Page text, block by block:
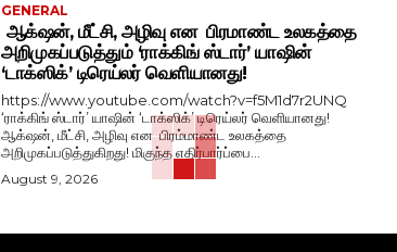
GENERAL
ஆக்‌ஷன், மீட்சி, அழிவு என பிரமாண்ட உலகத்தை
அறிமுகப்படுத்தும் ‘ராக்கிங் ஸ்டார்’ யாஷின்
‘டாக்ஸிக்’ டிரெய்லர் வெளியானது!
https://www.youtube.com/watch?v=f5M1d7r2UNQ
‘ராக்கிங் ஸ்டார்’ யாஷின் ‘டாக்ஸிக்’ டிரெய்லர் வெளியானது!
ஆக்‌ஷன், மீட்சி, அழிவு என பிரம்மாண்ட உலகத்தை
அறிமுகப்படுத்துகிறது! மிகுந்த எதிர்பார்ப்பை...
August 9, 2026